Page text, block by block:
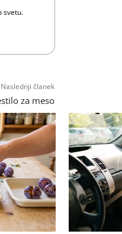
svetu.
Naslednji članek
za meso